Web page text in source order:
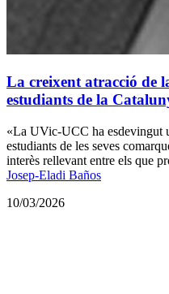
La creixent atracció de
estudiants de la
«La UVic-UCC ha esdevingut
estudiants de les seves
interès rellevant entre els que
Josep-Eladi Baños
10/03/2026